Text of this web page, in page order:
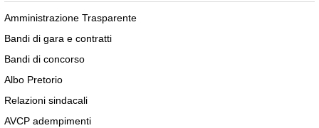
Amministrazione Trasparente
Bandi di gara e contratti
Bandi di concorso
Albo Pretorio
Relazioni sindacali
AVCP adempimenti